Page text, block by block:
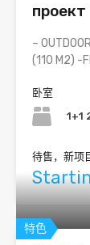
–
(110 M2) -
卧室
1+1
待售，新项
特色